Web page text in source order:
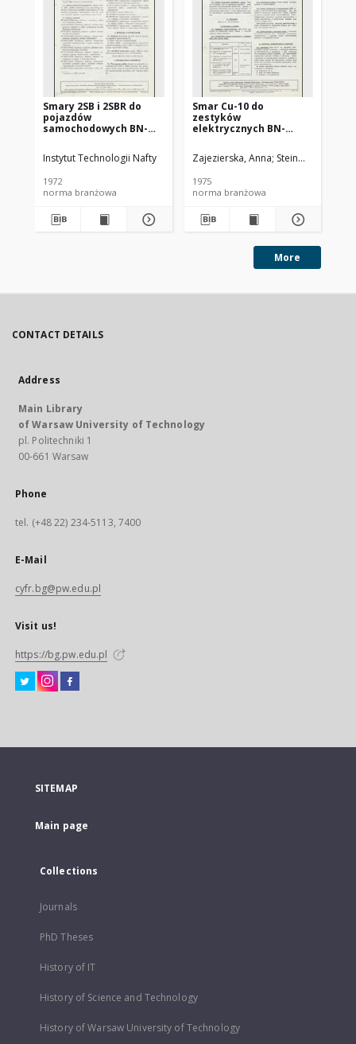
Smary 2SB i 2SBR do
pojazdów
samochodowych BN-
Instytut Technologii Nafty
1972
norma branżowa
Smar Cu-10 do
zestyków
elektrycznych BN-
Zajezierska, Anna Steinmec,
1975
norma branżowa
More
CONTACT DETAILS
Address
Main Library
of Warsaw University of Technology
pl. Politechniki 1
00-661 Warsaw
Phone
tel. (+48 22) 234-5113, 7400
E-Mail
cyfr.bg@pw.edu.pl
Visit us!
https://bg.pw.edu.pl
SITEMAP
Main page
Collections
Journals
PhD Theses
History of IT
History of Science and Technology
History of Warsaw University of Technology